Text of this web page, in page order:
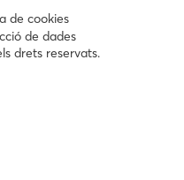
drets reservats.
de cookies
de dades